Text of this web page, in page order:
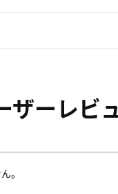
ザーレビ
。